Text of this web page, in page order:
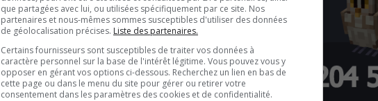
que partagées avec lui, ou utilisées spécifiquement par ce site. Nos
partenaires et nous-mêmes sommes susceptibles d'utiliser des données
de géolocalisation précises. Liste des partenaires.
Certains fournisseurs sont susceptibles de traiter vos données à
caractère personnel sur la base de l'intérêt légitime. Vous pouvez vous y
opposer en gérant vos options ci-dessous. Recherchez un lien en bas de
cette page ou dans le menu du site pour gérer ou retirer votre
consentement dans les paramètres des cookies et de confidentialité.